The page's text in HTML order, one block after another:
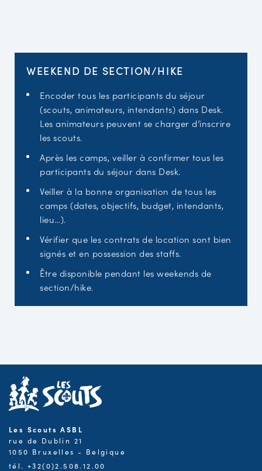
WEEKEND DE SECTION/HIKE
Encoder tous les participants du séjour
(scouts, animateurs, intendants) dans Desk.
Les animateurs peuvent se charger d’inscrire
les scouts.
Après les camps, veiller à confirmer tous les
participants du séjour dans Desk.
Veiller à la bonne organisation de tous les
camps (dates, objectifs, budget, intendants,
lieu…).
Vérifier que les contrats de location sont bien
signés et en possession des staffs.
Être disponible pendant les weekends de
section/hike.
Les Scouts ASBL
rue de Dublin 21
1050 Bruxelles - Belgique
tél. +32(0)2.508.12.00